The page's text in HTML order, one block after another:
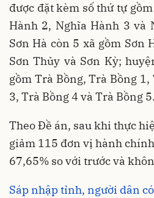
được đặt kèm số thứ tự
Hành 2, Nghĩa Hành 3 và
Sơn Hà còn 5 xã gồm Sơn
Sơn Thủy và Sơn Kỳ;
gồm Trà Bồng, Trà Bồng
3, Trà Bồng 4 và Trà Bồng 5.
Theo Đề án, sau khi thực
giảm 115 đơn vị hành
67,65% so với trước và
Sáp nhập tỉnh, người dân